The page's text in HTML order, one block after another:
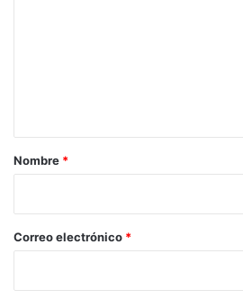
r
*
Nombre *
Correo electrónico *